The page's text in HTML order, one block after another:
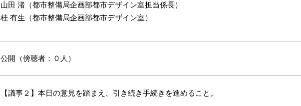
山田 渚（都市整備局企画部都市デザイン室担当係長）
桂 有生（都市整備局企画部都市デザイン室）
公開（傍聴者：０人）
【議事２】本日の意見を踏まえ、引き続き手続きを進めること。